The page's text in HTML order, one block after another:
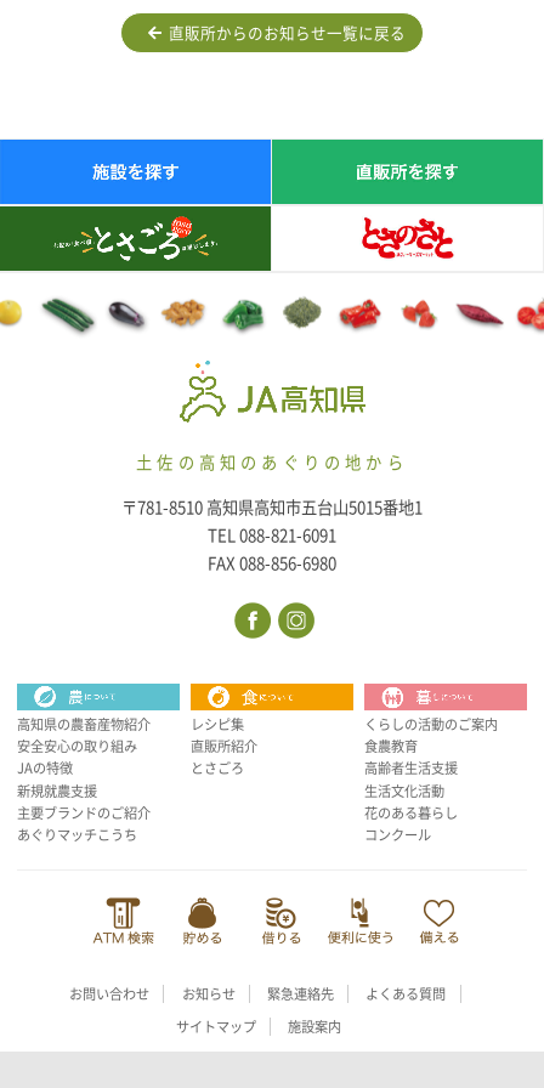
直販所からのお知らせ一覧に戻る
土佐の高知のあぐりの地から
〒781-8510 高知県高知市五台山5015番地1
TEL 088-821-6091
FAX 088-856-6980
高知県の農畜産物紹介
安全安心の取り組み
JAの特徴
新規就農支援
主要ブランドのご紹介
あぐりマッチこうち
レシピ集
直販所紹介
とさごろ
くらしの活動のご案内
食農教育
高齢者生活支援
生活文化活動
花のある暮らし
コンクール
お問い合わせ お知らせ 緊急連絡先 よくある質問
サイトマップ 施設案内